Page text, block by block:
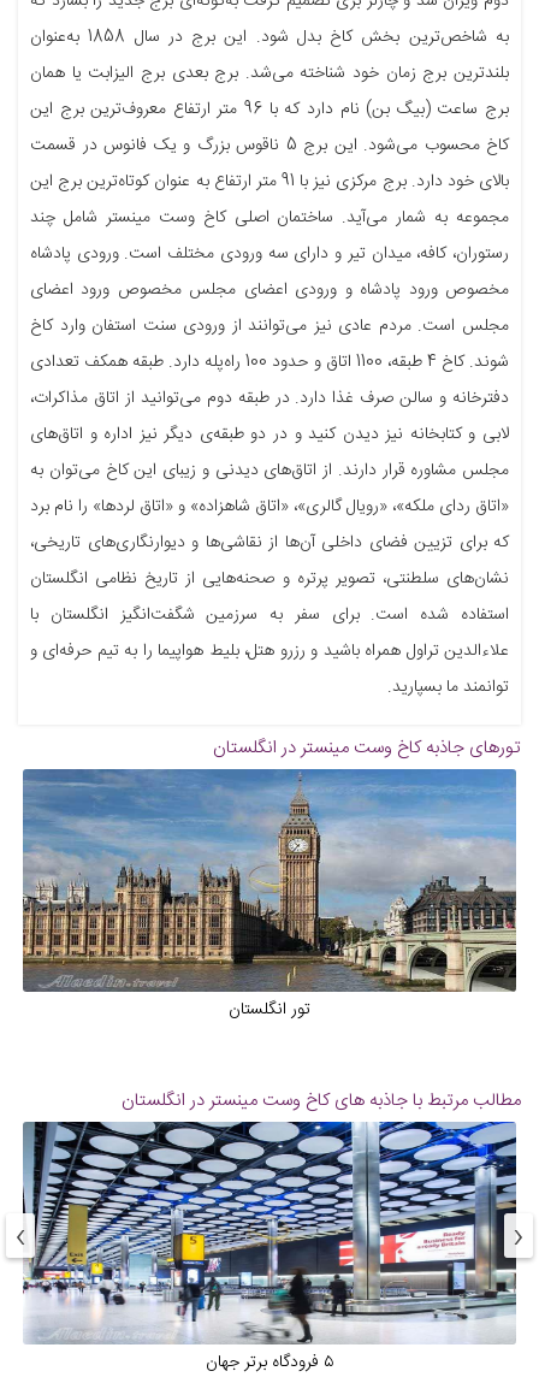
به شاخص‌ترین بخش کاخ بدل شود. این برج در سال 1858 به‌عنوان
بلندترین برج زمان خود شناخته می‌شد. برج بعدی برج الیزابت یا همان
برج ساعت (بیگ بن) نام دارد که با 96 متر ارتفاع معروف‌ترین برج این
کاخ محسوب می‌شود. این برج 5 ناقوس بزرگ و یک فانوس در قسمت
بالای خود دارد. برج مرکزی نیز با 91 متر ارتفاع به عنوان کوتاه‌ترین برج این
مجموعه به شمار می‌آید. ساختمان اصلی کاخ وست مینستر شامل چند
رستوران، کافه، میدان تیر و دارای سه ورودی مختلف است. ورودی پادشاه
مخصوص ورود پادشاه و ورودی اعضای مجلس مخصوص ورود اعضای
مجلس است. مردم عادی نیز می‌توانند از ورودی سنت استفان وارد کاخ
شوند. کاخ 4 طبقه، 1100 اتاق و حدود 100 راه‌پله دارد. طبقه همکف تعدادی
دفترخانه و سالن صرف غذا دارد. در طبقه دوم می‌توانید از اتاق مذاکرات،
لابی و کتابخانه نیز دیدن کنید و در دو طبقه‌ی دیگر نیز اداره و اتاق‌های
مجلس مشاوره قرار دارند. از اتاق‌های دیدنی و زیبای این کاخ می‌توان به
«اتاق ردای ملکه»، «رویال گالری»، «اتاق شاهزاده» و «اتاق لردها» را نام برد
که برای تزیین فضای داخلی آن‌ها از نقاشی‌ها و دیوارنگاری‌های تاریخی،
نشان‌های سلطنتی، تصویر پرتره و صحنه‌هایی از تاریخ نظامی انگلستان
استفاده شده است. برای سفر به سرزمین شگفت‌انگیز انگلستان با
علاءالدین تراول همراه باشید و رزرو هتل، بلیط هواپیما را به تیم حرفه‌ای و
توانمند ما بسپارید.
تورهای جاذبه کاخ وست مینستر در انگلستان
تور انگلستان
مطالب مرتبط با جاذبه های کاخ وست مینستر در انگلستان
۵ فرودگاه برتر جهان
‹
›